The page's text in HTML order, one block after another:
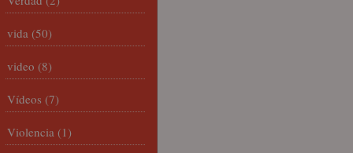
vida (50)
video (8)
Vídeos (7)
Violencia (1)